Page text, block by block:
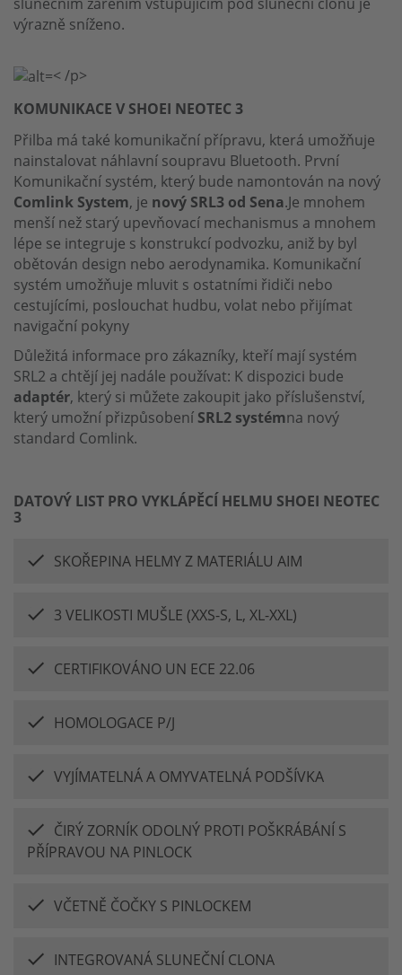
výrazně sníženo.
< /p>
KOMUNIKACE V SHOEI NEOTEC 3
Přilba má také komunikační přípravu, která umožňuje
nainstalovat náhlavní soupravu Bluetooth. První
Komunikační systém, který bude namontován na nový
Comlink System, je nový SRL3 od Sena.Je mnohem
menší než starý upevňovací mechanismus a mnohem
lépe se integruje s konstrukcí podvozku, aniž by byl
obětován design nebo aerodynamika. Komunikační
systém umožňuje mluvit s ostatními řidiči nebo
cestujícími, poslouchat hudbu, volat nebo přijímat
navigační pokyny
Důležitá informace pro zákazníky, kteří mají systém
SRL2 a chtějí jej nadále používat: K dispozici bude
adaptér, který si můžete zakoupit jako příslušenství,
který umožní přizpůsobení SRL2 systémna nový
standard Comlink.
DATOVÝ LIST PRO VYKLÁPĚCÍ HELMU SHOEI NEOTEC
3
SKOŘEPINA HELMY Z MATERIÁLU AIM
3 VELIKOSTI MUŠLE (XXS-S, L, XL-XXL)
CERTIFIKOVÁNO UN ECE 22.06
HOMOLOGACE P/J
VYJÍMATELNÁ A OMYVATELNÁ PODŠÍVKA
ČIRÝ ZORNÍK ODOLNÝ PROTI POŠKRÁBÁNÍ S
PŘÍPRAVOU NA PINLOCK
VČETNĚ ČOČKY S PINLOCKEM
INTEGROVANÁ SLUNEČNÍ CLONA